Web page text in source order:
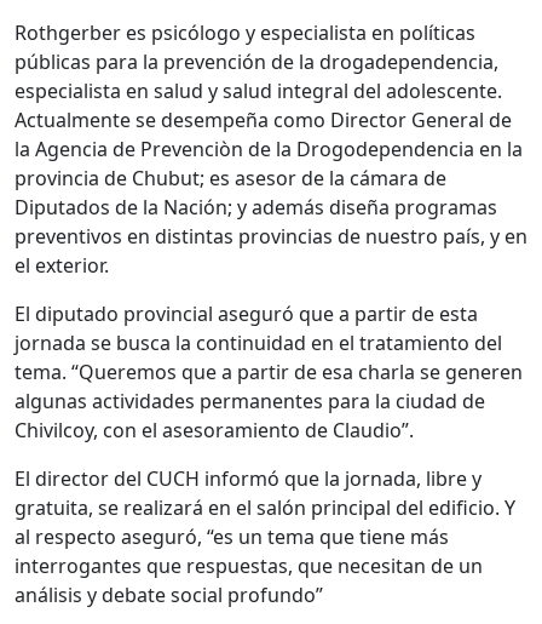
Rothgerber es psicólogo y especialista en políticas
públicas para la prevención de la drogadependencia,
especialista en salud y salud integral del adolescente.
Actualmente se desempeña como Director General de
la Agencia de Prevenciòn de la Drogodependencia en la
provincia de Chubut; es asesor de la cámara de
Diputados de la Nación; y además diseña programas
preventivos en distintas provincias de nuestro país, y en
el exterior.
El diputado provincial aseguró que a partir de esta
jornada se busca la continuidad en el tratamiento del
tema. “Queremos que a partir de esa charla se generen
algunas actividades permanentes para la ciudad de
Chivilcoy, con el asesoramiento de Claudio”.
El director del CUCH informó que la jornada, libre y
gratuita, se realizará en el salón principal del edificio. Y
al respecto aseguró, “es un tema que tiene más
interrogantes que respuestas, que necesitan de un
análisis y debate social profundo”